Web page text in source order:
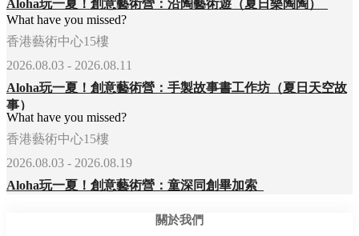
What have you missed?
香港藝術中心15樓
2026.08.03 - 2026.08.11
Aloha玩一夏！創意藝術營：手製故事書工作坊（夏日天空故
What have you missed?
香港藝術中心15樓
2026.08.03 - 2026.08.19
Aloha玩一夏！創意藝術營：童深同創畢加索
關於我們